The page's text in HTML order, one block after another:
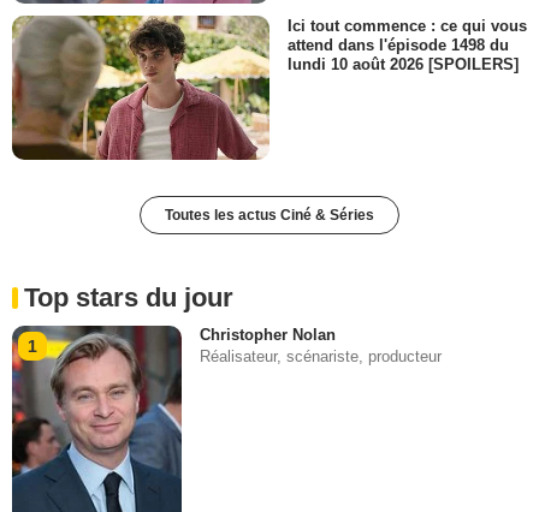
Ici tout commence : ce qui vous
attend dans l'épisode 1498 du
lundi 10 août 2026 [SPOILERS]
Toutes les actus Ciné & Séries
Top stars du jour
1
Christopher Nolan
Réalisateur, scénariste, producteur